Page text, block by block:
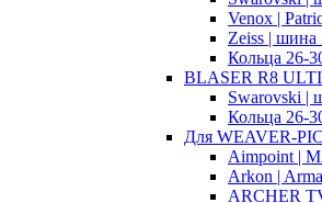
Venox |
Zeiss |
Кольца 26-
BLASER R8
Swarovski |
Кольца 26-
Для WEAVER-
Aimpoint |
Arkon |
ARCHER